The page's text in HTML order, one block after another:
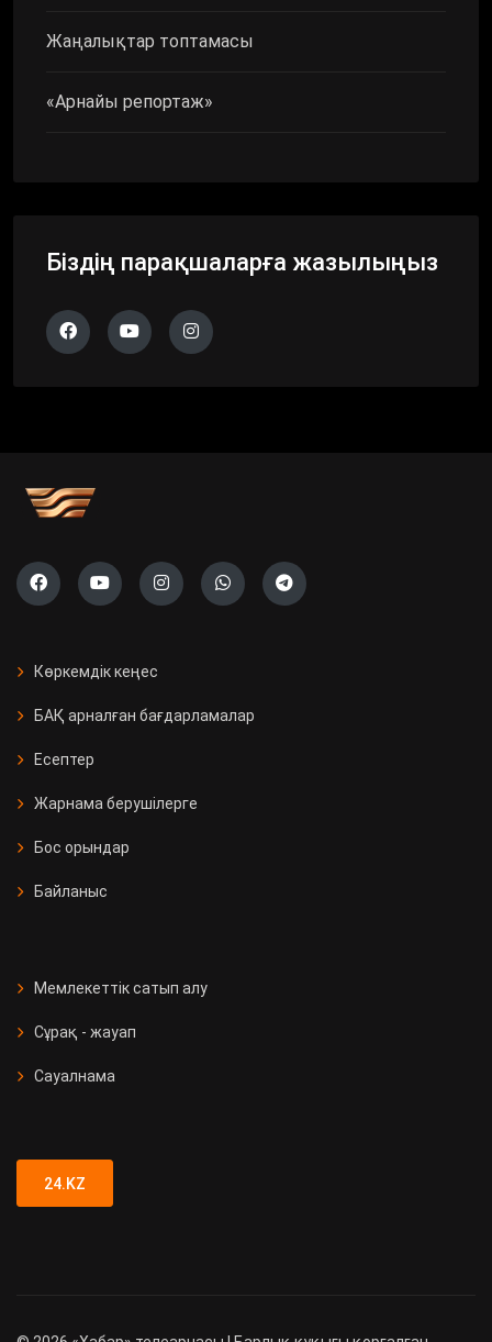
Жаңалықтар топтамасы
«Арнайы репортаж»
Біздің парақшаларға жазылыңыз
Көркемдік кеңес
БАҚ арналған бағдарламалар
Есептер
Жарнама берушілерге
Бос орындар
Байланыс
Мемлекеттік сатып алу
Сұрақ - жауап
Сауалнама
24.KZ